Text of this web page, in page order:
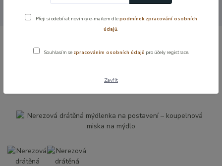
Dávkovače mýdla a mýdelníky
Nerezová drátěná mýdlenka na
postavení – koupelnová miska na mýdlo
Nerezová drátěná mýdlenka na
Přeji si odebírat novinky e-mailem dlepodmínek zpracování osobních
údajů.
Souhlasím se zpracováním osobních údajů pro účely registrace.
Zavřít